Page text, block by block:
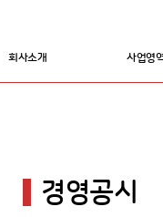
회사소개 사업영
경영공시